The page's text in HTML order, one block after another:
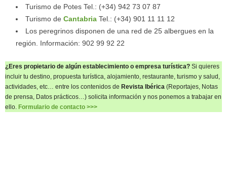
Turismo de Potes Tel.: (+34) 942 73 07 87
Turismo de Cantabria Tel.: (+34) 901 11 11 12
Los peregrinos disponen de una red de 25 albergues en la
región. Información: 902 99 92 22
¿Eres propietario de algún establecimiento o empresa turística? Si quieres
incluir tu destino, propuesta turística, alojamiento, restaurante, turismo y salud,
actividades, etc… entre los contenidos de Revista Ibérica (Reportajes, Notas
de prensa, Datos prácticos…) solicita información y nos ponemos a trabajar en
ello. Formulario de contacto >>>